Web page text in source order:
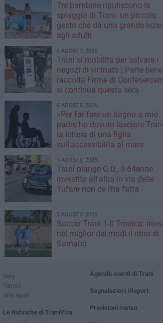
Tre bambine ripuliscono la
spiaggia di Trani: un piccolo
gesto che dà una grande
agli adulti
6 AGOSTO 2026
Trani si mobilita per salvare i
negozi di vicinato | Parte
raccolta Firme di
si continua questa sera
6 AGOSTO 2026
«Per far fare un bagno a mio
padre ho dovuto lasciare
la lettera di una figlia
sull'accessibilità al mare
5 AGOSTO 2026
Trani piange G.D., il 64enne
investito all'alba in via delle
Tufare non ce l'ha fatta
5 AGOSTO 2026
Soccer Trani 1-0 Trodica:
nel miglior dei modi il ritiro di
Sarnano
Vela
Tennis
Altri sport
Le Rubriche di TraniViva
Agenda eventi di Trani
Segnalazioni iReport
Previsioni meteo